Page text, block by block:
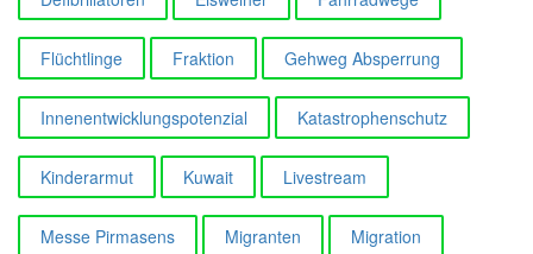
Flüchtlinge Fraktion Gehweg Absperrung
Innenentwicklungspotenzial Katastrophenschutz
Kinderarmut Kuwait Livestream
Messe Pirmasens Migranten Migration